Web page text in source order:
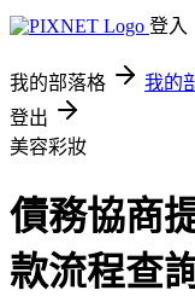
登入
我的部落格 我的
登出
美容彩妝
債務協商
款流程查